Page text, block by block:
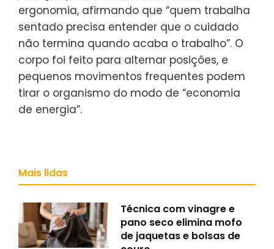
ergonomia, afirmando que “quem trabalha
sentado precisa entender que o cuidado
não termina quando acaba o trabalho”. O
corpo foi feito para alternar posições, e
pequenos movimentos frequentes podem
tirar o organismo do modo de “economia
de energia”.
Mais lidas
Técnica com vinagre e
pano seco elimina mofo
de jaquetas e bolsas de